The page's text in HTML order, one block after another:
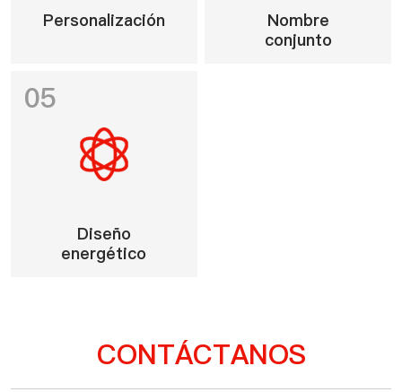
Personalización
Nombre
conjunto
05
Diseño
energético
CONTÁCTANOS